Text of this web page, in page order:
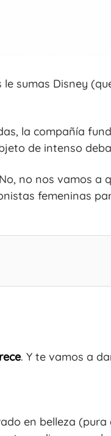
sumas Disney
la compañía
de intenso
no nos vamos a
femeninas
. Y te vamos a
en belleza (pura